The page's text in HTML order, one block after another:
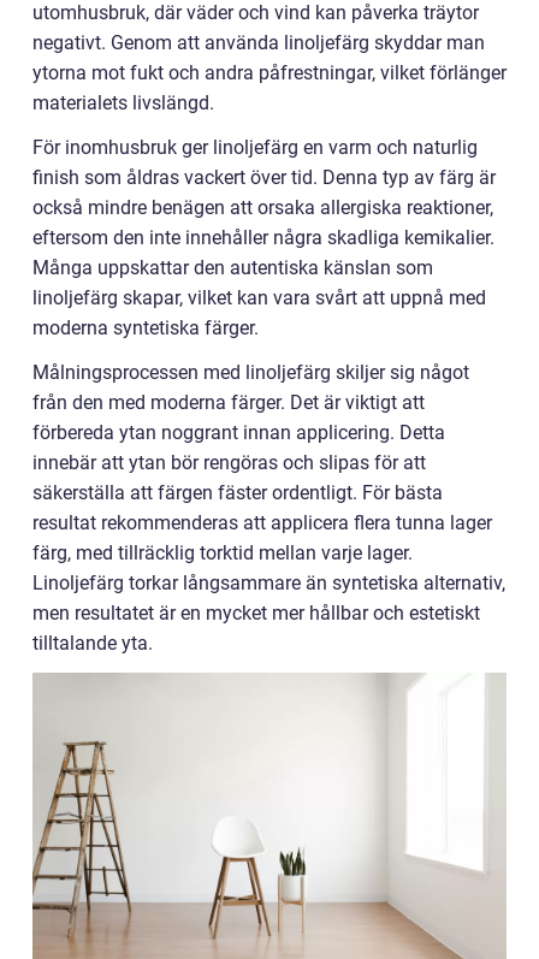
utomhusbruk, där väder och vind kan påverka träytor
negativt. Genom att använda linoljefärg skyddar man
ytorna mot fukt och andra påfrestningar, vilket förlänger
materialets livslängd.
För inomhusbruk ger linoljefärg en varm och naturlig
finish som åldras vackert över tid. Denna typ av färg är
också mindre benägen att orsaka allergiska reaktioner,
eftersom den inte innehåller några skadliga kemikalier.
Många uppskattar den autentiska känslan som
linoljefärg skapar, vilket kan vara svårt att uppnå med
moderna syntetiska färger.
Målningsprocessen med linoljefärg skiljer sig något
från den med moderna färger. Det är viktigt att
förbereda ytan noggrant innan applicering. Detta
innebär att ytan bör rengöras och slipas för att
säkerställa att färgen fäster ordentligt. För bästa
resultat rekommenderas att applicera flera tunna lager
färg, med tillräcklig torktid mellan varje lager.
Linoljefärg torkar långsammare än syntetiska alternativ,
men resultatet är en mycket mer hållbar och estetiskt
tilltalande yta.